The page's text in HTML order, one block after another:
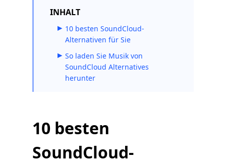
INHALT
10 besten SoundCloud-
Alternativen für Sie
So laden Sie Musik von
SoundCloud Alternatives
herunter
10 besten
SoundCloud-